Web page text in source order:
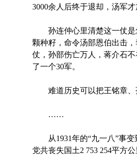
3000余人后终于退却，汤军
孙连仲心里清楚这一仗是
颗种籽，命令汤部恩伯出击
仗，孙部伤亡万人，蒋介石
了一个30军。
难道历史可以把王铭章、
……
从1931年的“九一八”事变
党共丧失国土2 753 254平方